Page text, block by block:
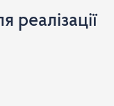
реалізації